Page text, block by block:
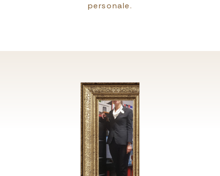
personale.